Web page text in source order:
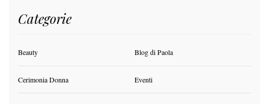
Categorie
Beauty Blog di Paola
Cerimonia Donna Eventi